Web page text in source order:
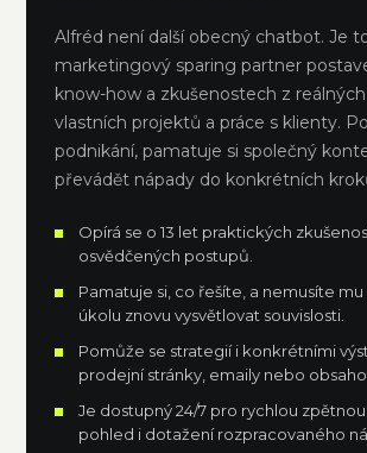
Alfréd není další obecný chatbot. Je
marketingový sparing partner
know-how a zkušenostech z
vlastních projektů a práce s klienty.
podnikání, pamatuje si společný
převádět nápady do konkrétních
Opírá se o 13 let praktických
osvědčených postupů.
Pamatuje si, co řešíte, a nemusíte
úkolu znovu vysvětlovat souvislosti.
Pomůže se strategií i konkrétními
prodejní stránky, emaily nebo
Je dostupný 24/7 pro rychlou
pohled i dotažení rozpracovaného